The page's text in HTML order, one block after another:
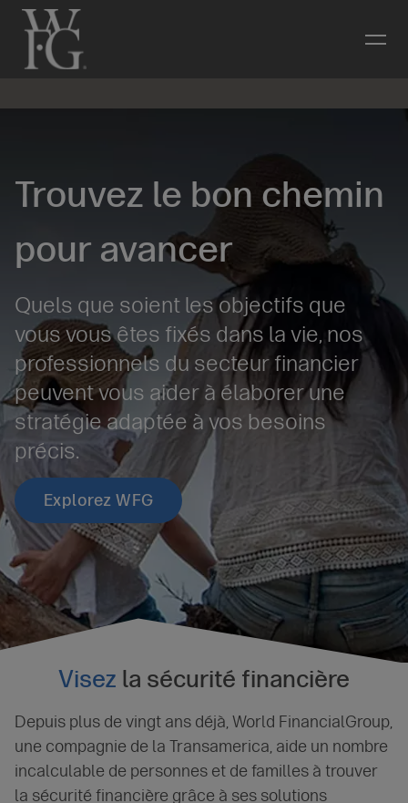
Trouvez le bon chemin
pour avancer
Quels que soient les objectifs que
vous vous êtes fixés dans la vie, nos
professionnels du secteur financier
peuvent vous aider à élaborer une
stratégie adaptée à vos besoins
précis.
Explorez WFG
Visez la sécurité financière
Depuis plus de vingt ans déjà, World FinancialGroup,
une compagnie de la Transamerica, aide un nombre
incalculable de personnes et de familles à trouver
la sécurité financière grâce à ses solutions